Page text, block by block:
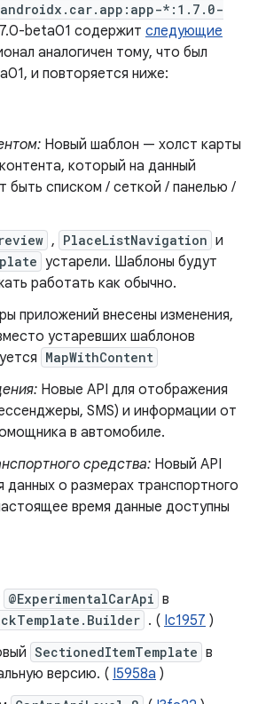
androidx.car.app:app-*:1.7.0-
beta01 содержит следующие
аналогичен тому, что был
и повторяется ниже:
Новый шаблон — холст карты
который на данный
быть списком / сеткой / панелью /
, PlaceListNavigation и
устарели. Шаблоны будут
работать как обычно.
приложений внесены изменения,
устаревших шаблонов
MapWithContent
Новые API для отображения
SMS) и информации от
в автомобиле.
средства: Новый API
данных о размерах транспортного
время данные доступны
@ExperimentalCarApi в
. ( Ic1957 )
SectionedItemTemplate в
версию. ( I5958a )